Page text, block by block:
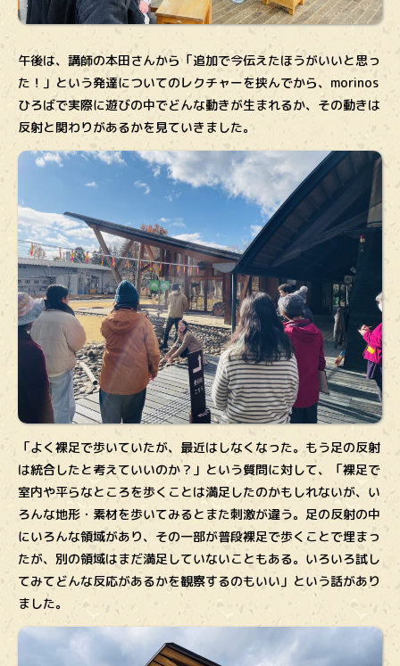
午後は、講師の本田さんから「追加で今伝えたほうがいいと思っ
た！」という発達についてのレクチャーを挟んでから、morinos
ひろばで実際に遊びの中でどんな動きが生まれるか、その動きは
反射と関わりがあるかを見ていきました。
「よく裸足で歩いていたが、最近はしなくなった。もう足の反射
は統合したと考えていいのか？」という質問に対して、「裸足で
室内や平らなところを歩くことは満足したのかもしれないが、い
ろんな地形・素材を歩いてみるとまた刺激が違う。足の反射の中
にいろんな領域があり、その一部が普段裸足で歩くことで埋まっ
たが、別の領域はまだ満足していないこともある。いろいろ試し
てみてどんな反応があるかを観察するのもいい」という話があり
ました。